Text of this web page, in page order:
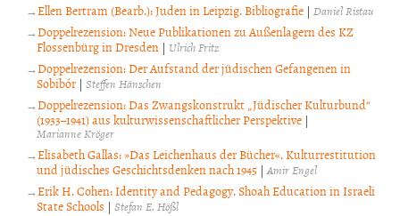
Ellen Bertram (Bearb.): Juden in Leipzig. Bibliografie |Daniel Ristau
Doppelrezension: Neue Publikationen zu Außenlagern des KZ
Flossenbürg in Dresden | Ulrich Fritz
Doppelrezension: Der Aufstand der jüdischen Gefangenen in
Sobibór | Steffen Hänschen
Doppelrezension: Das Zwangskonstrukt „Jüdischer Kulturbund“
(1933–1941) aus kulturwissenschaftlicher Perspektive |
Marianne Kröger
Elisabeth Gallas: »Das Leichenhaus der Bücher«. Kulturrestitution
und jüdisches Geschichtsdenken nach 1945 |Amir Engel
Erik H. Cohen: Identity and Pedagogy. Shoah Education in Israeli
State Schools | Stefan E. Hößl